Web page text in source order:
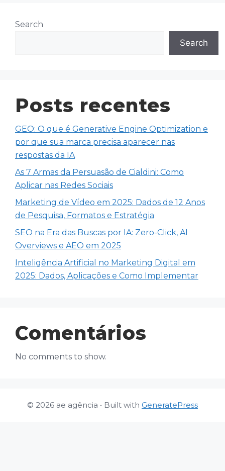
Search
Search
Posts recentes
GEO: O que é Generative Engine Optimization e
por que sua marca precisa aparecer nas
respostas da IA
As 7 Armas da Persuasão de Cialdini: Como
Aplicar nas Redes Sociais
Marketing de Vídeo em 2025: Dados de 12 Anos
de Pesquisa, Formatos e Estratégia
SEO na Era das Buscas por IA: Zero-Click, AI
Overviews e AEO em 2025
Inteligência Artificial no Marketing Digital em
2025: Dados, Aplicações e Como Implementar
Comentários
No comments to show.
© 2026 ae agência • Built with GeneratePress